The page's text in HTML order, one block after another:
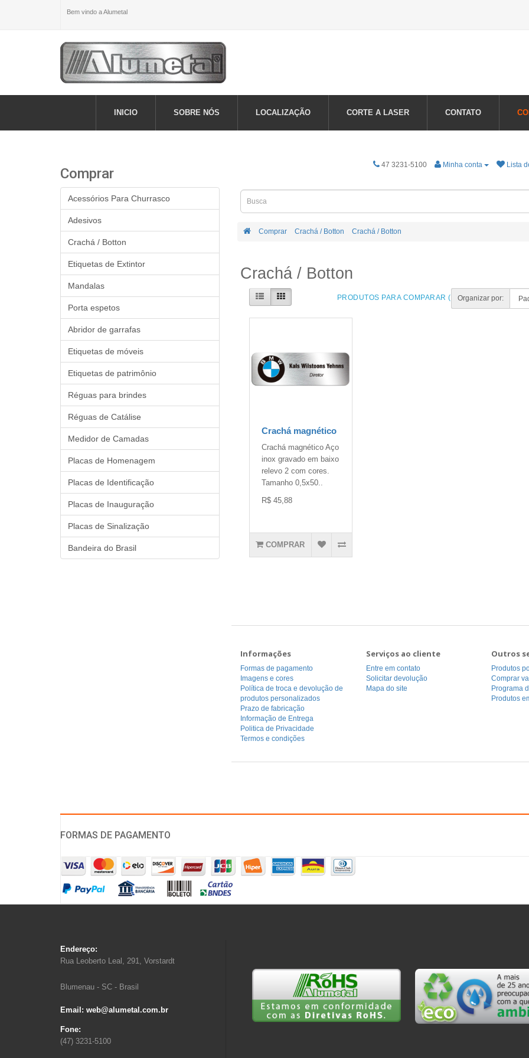
Bem vindo a Alumetal
INICIO SOBRE NÓS LOCALIZAÇÃO CORTE A LASER CONTATO
47 3231-5100 Minha conta Lista
Comprar Crachá / Botton Crachá / Botton
Crachá / Botton
PRODUTOS PARA COMPARAR (0)Organizar por:
Crachá magnético
Crachá magnético Aço
inox gravado em baixo
relevo 2 com cores.
Tamanho 0,5x50..
R$ 45,88
COMPRAR
Informações
Formas de pagamento
Imagens e cores
Política de troca e devolução de
produtos personalizados
Prazo de fabricação
Informação de Entrega
Politica de Privacidade
Termos e condições
Serviços ao cliente
Entre em contato
Solicitar devolução
Mapa do site
Outros
Produtos
Comprar
Programa
Produtos
Comprar
Acessórios Para Churrasco
Adesivos
Crachá / Botton
Etiquetas de Extintor
Mandalas
Porta espetos
Abridor de garrafas
Etiquetas de móveis
Etiquetas de patrimônio
Réguas para brindes
Réguas de Catálise
Medidor de Camadas
Placas de Homenagem
Placas de Identificação
Placas de Inauguração
Placas de Sinalização
Bandeira do Brasil
FORMAS DE PAGAMENTO
Endereço:
Rua Leoberto Leal, 291, Vorstardt
Blumenau - SC - Brasil
Email: web@alumetal.com.br
Fone:
(47) 3231-5100